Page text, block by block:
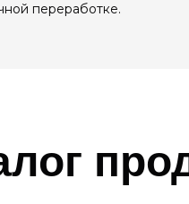
переработке.